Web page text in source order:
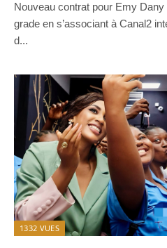
Nouveau contrat pour Emy
grade en s’associant à Canal2
d...
1332 VUES